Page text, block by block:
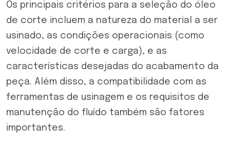
Os principais critérios para a seleção do óleo
de corte incluem a natureza do material a ser
usinado, as condições operacionais (como
velocidade de corte e carga), e as
características desejadas do acabamento da
peça. Além disso, a compatibilidade com as
ferramentas de usinagem e os requisitos de
manutenção do fluído também são fatores
importantes.